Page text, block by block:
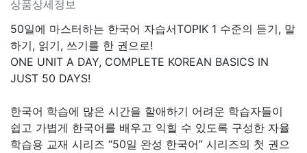
상품상세정보
50일에 마스터하는 한국어 자습서TOPIK 1 수준의 듣기, 말
하기, 읽기, 쓰기를 한 권으로!
ONE UNIT A DAY, COMPLETE KOREAN BASICS IN
JUST 50 DAYS!
한국어 학습에 많은 시간을 할애하기 어려운 학습자들이
쉽고 가볍게 한국어를 배우고 익힐 수 있도록 구성한 자율
학습용 교재 시리즈 “50일 완성 한국어” 시리즈의 첫 권으